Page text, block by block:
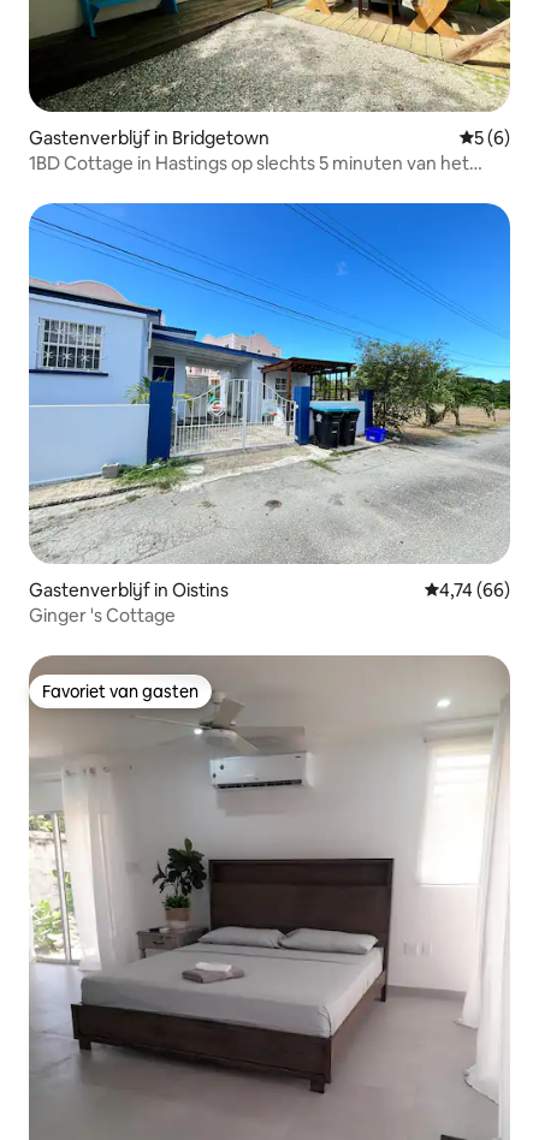
Gastenverblijf in Bridgetown
5 (6)
1BD Cottage in Hastings op slechts 5 minuten van het
Gastenverblijf in Oistins Gemiddelde
4,74 (66)
Ginger 's Cottage
Favoriet van gasten
Favoriet van gasten